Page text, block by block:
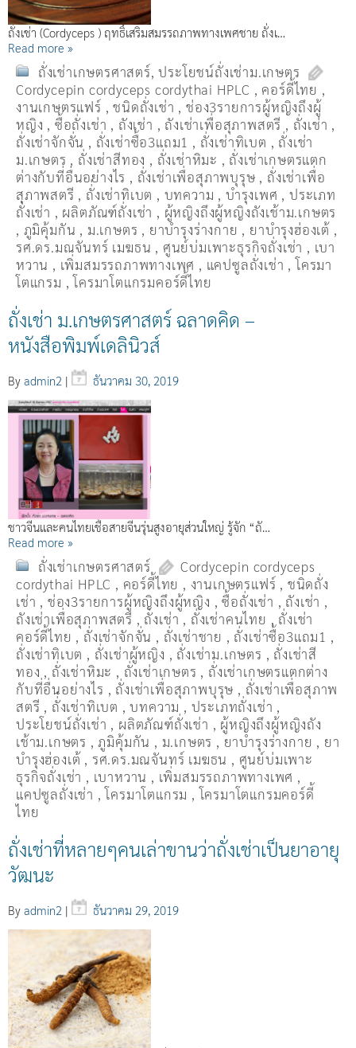
ถั่งเช่า (Cordyceps ) ฤทธิ์เสริมสมรรถภาพทางเพศชาย ถั่งเ…
Read more »
ถั่งเช่าเกษตรศาสตร์,ประโยชน์ถั่งเช่าม.เกษตร
Cordycepin cordyceps cordythai HPLC , คอร์ดี้ไทย ,
งานเกษตรแฟร์ ,ชนิดถั่งเช่า ,ช่อง3รายการผู้หญิงถึงผู้
หญิง , ซื้อถั่งเช่า , ถังเช่า , ถังเช่าเพื่อสุภาพสตรี , ถั่งเช่า ,
ถั่งเช่าจักจั่น , ถั่งเช่าซื้อ3แถม1 , ถั่งเช่าทิเบต , ถั่งเช่า
ม.เกษตร , ถั่งเช่าสีทอง , ถั่งเช่าหิมะ , ถั่งเช่าเกษตรแตก
ต่างกับที่อื่นอย่างไร , ถั่งเช่าเพื่อสุภาพบุรุษ , ถั่งเช่าเพื่อ
สุภาพสตรี , ถั่่งเช่าทิเบต , บทความ , บำรุงเพศ ,ประเภท
ถั่งเช่า , ผลิตภัณฑ์ถั่งเช่า , ผู้หญิงถึงผู้หญิงถังเช้าม.เกษตร
, ภูมิคุ้มกัน , ม.เกษตร , ยาบำรุงร่างกาย , ยาบำรุงฮ่องเต้ ,
รศ.ดร.มณจันทร์ เมฆธน , ศูนย์บ่มเพาะธุรกิจถั่งเช่า , เบา
หวาน , เพิ่มสมรรถภาพทางเพศ , แคปซูลถั่งเช่า ,โครมา
โตแกรม ,โครมาโตแกรมคอร์ดี้ไทย
ถั่งเช่า ม.เกษตรศาสตร์ ฉลาดคิด –
หนังสือพิมพ์เดลินิวส์
By admin2 | ธันวาคม 30, 2019
ชาวจีนและคนไทยเชื้อสายจีนรุ่นสูงอายุส่วนใหญ่ รู้จัก “ถั…
Read more »
ถั่งเช่าเกษตรศาสตร์
Cordycepin cordyceps
cordythai HPLC , คอร์ดี้ไทย , งานเกษตรแฟร์ , ชนิดถั่ง
เช่า , ช่อง3รายการผู้หญิงถึงผู้หญิง ,ซื้อถั่งเช่า , ถังเช่า ,
ถังเช่าเพื่อสุภาพสตรี , ถั่งเช่า , ถั่งเช่าคนไทย , ถั่งเช่า
คอร์ดี้ไทย , ถั่งเช่าจักจั่น , ถั่งเช่าชาย , ถั่งเช่าซื้อ3แถม1 ,
ถั่งเช่าทิเบต , ถั่งเช่าผู้หญิง , ถั่งเช่าม.เกษตร , ถั่งเช่าสี
ทอง , ถั่งเช่าหิมะ , ถั่งเช่าเกษตร , ถั่งเช่าเกษตรแตกต่าง
กับที่อื่นอย่างไร , ถั่งเช่าเพื่อสุภาพบุรุษ , ถั่งเช่าเพื่อสุภาพ
สตรี , ถั่่งเช่าทิเบต ,บทความ , ประเภทถั่งเช่า ,
ประโยชน์ถั่งเช่า , ผลิตภัณฑ์ถั่งเช่า , ผู้หญิงถึงผู้หญิงถัง
เช้าม.เกษตร ,ภูมิคุ้มกัน , ม.เกษตร , ยาบำรุงร่างกาย , ยา
บำรุงฮ่องเต้ , รศ.ดร.มณจันทร์ เมฆธน , ศูนย์บ่มเพาะ
ธุรกิจถั่งเช่า , เบาหวาน , เพิ่มสมรรถภาพทางเพศ ,
แคปซูลถั่งเช่า ,โครมาโตแกรม ,โครมาโตแกรมคอร์ดี้
ไทย
ถั่งเช่าที่หลายๆคนเล่าขานว่าถั่งเช่าเป็นยาอายุ
วัฒนะ
By admin2 | ธันวาคม 29, 2019